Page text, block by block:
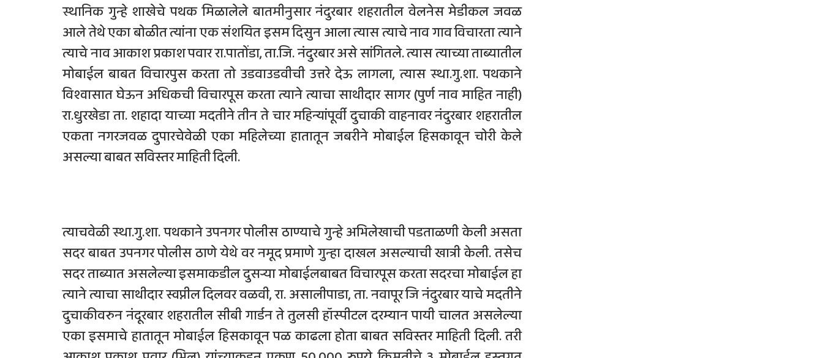
स्थानिक गुन्हे शाखेचे पथक मिळालेले बातमीनुसार नंदुरबार शहरातील वेलनेस मेडीकल जवळ
आले तेथे एका बोळीत त्यांना एक संशयित इसम दिसुन आला त्यास त्याचे नाव गाव विचारता त्याने
त्याचे नाव आकाश प्रकाश पवार रा.पातोंडा, ता.जि. नंदुरबार असे सांगितले. त्यास त्याच्या ताब्यातील
मोबाईल बाबत विचारपुस करता तो उडवाउडवीची उत्तरे देऊ लागला, त्यास स्था.गु.शा. पथकाने
विश्वासात घेऊन अधिकची विचारपूस करता त्याने त्याचा साथीदार सागर (पुर्ण नाव माहित नाही)
रा.धुरखेडा ता. शहादा याच्या मदतीने तीन ते चार महिन्यांपूर्वी दुचाकी वाहनावर नंदुरबार शहरातील
एकता नगरजवळ दुपारचेवेळी एका महिलेच्या हातातून जबरीने मोबाईल हिसकावून चोरी केले
असल्या बाबत सविस्तर माहिती दिली.
त्याचवेळी स्था.गु.शा. पथकाने उपनगर पोलीस ठाण्याचे गुन्हे अभिलेखाची पडताळणी केली असता
सदर बाबत उपनगर पोलीस ठाणे येथे वर नमूद प्रमाणे गुन्हा दाखल असल्याची खात्री केली. तसेच
सदर ताब्यात असलेल्या इसमाकडील दुसऱ्या मोबाईलबाबत विचारपूस करता सदरचा मोबाईल हा
त्याने त्याचा साथीदार स्वप्नील दिलवर वळवी, रा. असालीपाडा, ता. नवापूर जि नंदुरबार याचे मदतीने
दुचाकीवरुन नंदूरबार शहरातील सीबी गार्डन ते तुलसी हॉस्पीटल दरम्यान पायी चालत असलेल्या
एका इसमाचे हातातून मोबाईल हिसकावून पळ काढला होता बाबत सविस्तर माहिती दिली. तरी